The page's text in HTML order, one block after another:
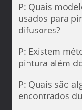
P: Quais
usados para
difusores?
P: Existem
pintura além
P: Quais são
encontrados